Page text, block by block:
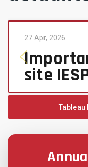
27 Apr, 2026
site
1ère promotion EC et
Previous
Tableau